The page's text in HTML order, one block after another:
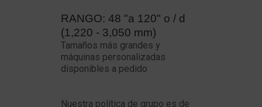
RANGO: 48 "a 120" o / d
(1,220 - 3,050 mm)
Tamaños más grandes y
máquinas personalizadas
disponibles a pedido
Nuestra política de grupo es de